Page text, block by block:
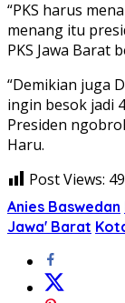
“PKS harus
menang itu
PKS Jawa Barat
“Demikian juga
ingin besok jadi
Presiden
Haru.
Post Views: 49
Anies Baswedan
Jawa' Barat